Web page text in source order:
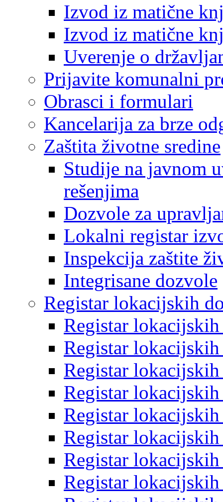
Izvod iz matične
Izvod iz matične
Uverenje o
Prijavite komunalni
Obrasci i formulari
Kancelarija za brze
Zaštita životne sredine
Studije na javnom
rešenjima
Dozvole za
Lokalni registar
Inspekcija zaštite
Integrisane dozvole
Registar lokacijskih
Registar
Registar
Registar
Registar
Registar
Registar
Registar
Registar